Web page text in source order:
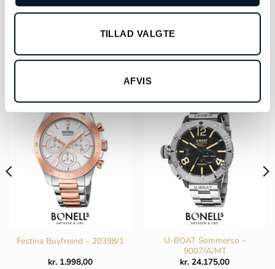
TILLAD VALGTE
AFVIS
RELATEREDE VARER
Festina Boyfreind – 20398/1
kr. 1.998,00
U-BOAT Sommerso –
9007/A/MT
kr. 24.175,00